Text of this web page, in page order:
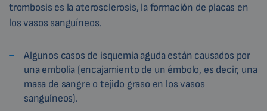
trombosis es la aterosclerosis, la formación de placas en
los vasos sanguíneos.
Algunos casos de isquemia aguda están causados por
una embolia (encajamiento de un émbolo, es decir, una
masa de sangre o tejido graso en los vasos
sanguíneos).